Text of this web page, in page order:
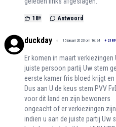
18+ Antwoord
duckday 15 januari 2023 om 16:24 +
Er komen in maart
juiste persoon partij Uw stem
eerste kamer fris bloed krijgt
Dus aan U de keus stem PVV
voor dit land en zijn bewoners
ongeacht of er verkiezingen
indien u aan de juiste partij Uw